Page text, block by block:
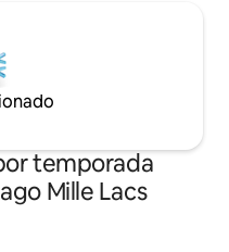
temporada
Mille Lacs